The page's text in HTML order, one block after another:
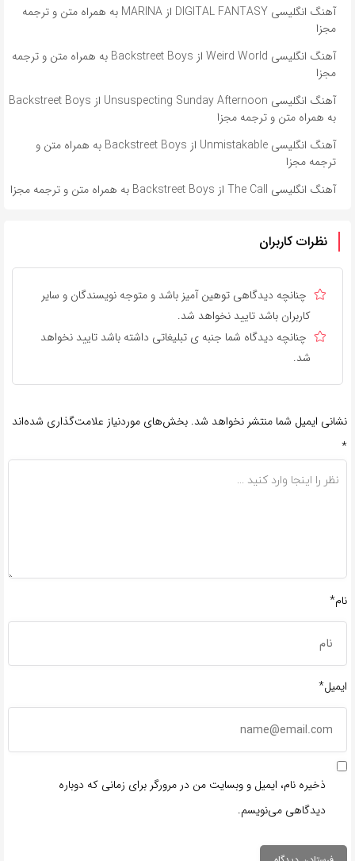
آهنگ انگلیسی DIGITAL FANTASY از MARINA به همراه متن و ترجمه
مجزا
آهنگ انگلیسی Weird World از Backstreet Boys به همراه متن و ترجمه
مجزا
آهنگ انگلیسی Unsuspecting Sunday Afternoon از Backstreet Boys
به همراه متن و ترجمه مجزا
آهنگ انگلیسی Unmistakable از Backstreet Boys به همراه متن و
ترجمه مجزا
آهنگ انگلیسی The Call از Backstreet Boys به همراه متن و ترجمه مجزا
نظرات کاربران
چنانچه دیدگاهی توهین آمیز باشد و متوجه نویسندگان و سایر
کاربران باشد تایید نخواهد شد.
چنانچه دیدگاه شما جنبه ی تبلیغاتی داشته باشد تایید نخواهد
شد.
نشانی ایمیل شما منتشر نخواهد شد. بخش‌های موردنیاز علامت‌گذاری شده‌اند
*
نام*
ایمیل*
ذخیره نام، ایمیل و وبسایت من در مرورگر برای زمانی که دوباره
دیدگاهی می‌نویسم.